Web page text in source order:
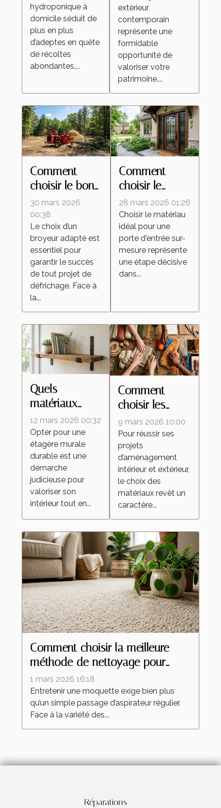
hydroponique
efficace à la
maison
hydroponique à
domicile séduit de
plus en plus
d’adeptes en quête
de récoltes
abondantes,...
aménagements
extérieurs
contemporains
?
extérieur
contemporain
représente une
formidable
opportunité de
valoriser votre
patrimoine....
Comment
choisir le bon
broyeur pour
votre projet de
défrichage ?
30 mars 2026
00:38
Le choix d’un
broyeur adapté est
essentiel pour
garantir le succès
de tout projet de
défrichage. Face à
la...
Comment
choisir le
meilleur
matériau pour
votre porte
d'entrée sur-
mesure ?
28 mars 2026 01:26
Choisir le matériau
idéal pour une
porte d'entrée sur-
mesure représente
une étape décisive
dans...
Quels
matériaux
choisir pour
une étagère
murale durable
?
12 mars 2026 00:32
Opter pour une
étagère murale
durable est une
démarche
judicieuse pour
valoriser son
intérieur tout en...
Comment
choisir les
meilleurs
matériaux pour
vos
aménagements
intérieurs et
extérieurs ?
9 mars 2026 10:00
Pour réussir ses
projets
d’aménagement
intérieur et extérieur,
le choix des
matériaux revêt un
caractère...
Comment choisir la meilleure
méthode de nettoyage pour
votre moquette ?
1 mars 2026 16:18
Entretenir une moquette exige bien plus
qu’un simple passage d’aspirateur régulier.
Face à la variété des...
Réparations